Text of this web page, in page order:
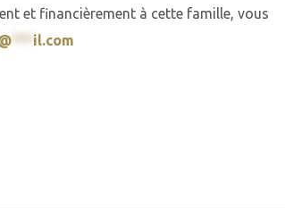
et financièrement à cette famille, vous
*** il.com